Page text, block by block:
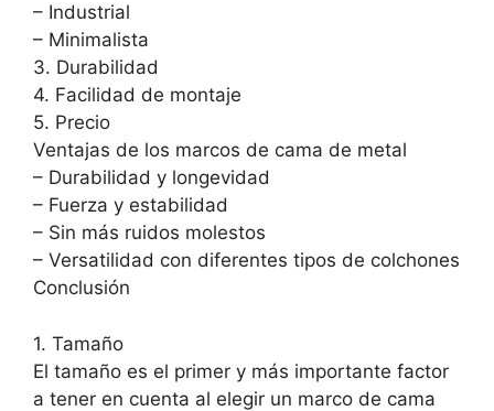
– Industrial
– Minimalista
3. Durabilidad
4. Facilidad de montaje
5. Precio
Ventajas de los marcos de cama de metal
– Durabilidad y longevidad
– Fuerza y estabilidad
– Sin más ruidos molestos
– Versatilidad con diferentes tipos de colchones
Conclusión
1. Tamaño
El tamaño es el primer y más importante factor
a tener en cuenta al elegir un marco de cama